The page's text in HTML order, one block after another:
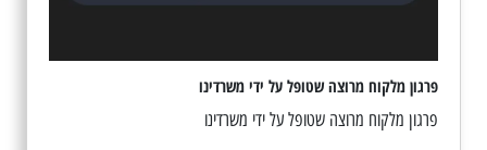
פרגון מלקוח מרוצה שטופל על ידי משרדינו
פרגון מלקוח מרוצה שטופל על ידי משרדינו